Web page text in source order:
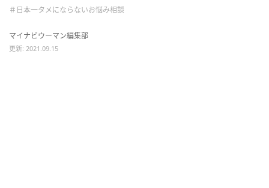
＃日本一タメにならないお悩み相談
マイナビウーマン編集部
更新: 2021.09.15